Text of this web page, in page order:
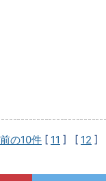
前の10件 [ 11 ] [ 12 ]